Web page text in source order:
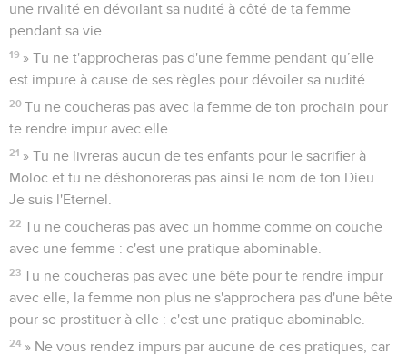
une rivalité en dévoilant sa nudité à côté de ta femme
pendant sa vie.
19 » Tu ne t'approcheras pas d'une femme pendant qu’elle
est impure à cause de ses règles pour dévoiler sa nudité.
20 Tu ne coucheras pas avec la femme de ton prochain pour
te rendre impur avec elle.
21 » Tu ne livreras aucun de tes enfants pour le sacrifier à
Moloc et tu ne déshonoreras pas ainsi le nom de ton Dieu.
Je suis l'Eternel.
22 Tu ne coucheras pas avec un homme comme on couche
avec une femme : c'est une pratique abominable.
23 Tu ne coucheras pas avec une bête pour te rendre impur
avec elle, la femme non plus ne s'approchera pas d'une bête
pour se prostituer à elle : c'est une pratique abominable.
24 » Ne vous rendez impurs par aucune de ces pratiques, car